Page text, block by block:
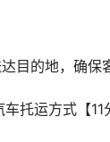
目的地，确保